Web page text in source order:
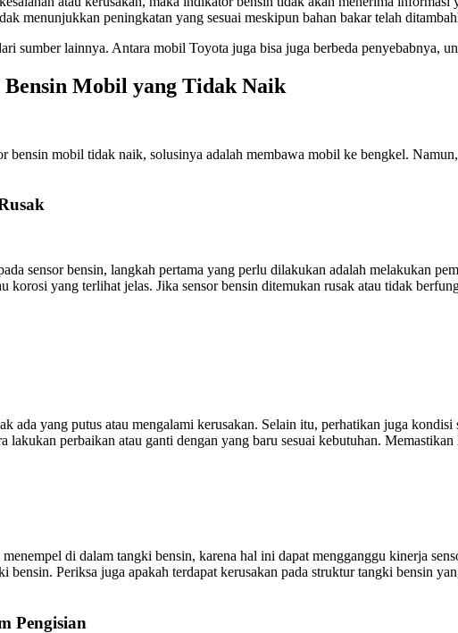
menunjukkan peningkatan yang sesuai meskipun bahan bakar telah
sumber lainnya. Antara mobil Toyota juga bisa juga berbeda penyebabnya,
Mobil yang Tidak Naik
bensin mobil tidak naik, solusinya adalah membawa mobil ke bengkel.
sensor bensin, langkah pertama yang perlu dilakukan adalah melakukan
korosi yang terlihat jelas. Jika sensor bensin ditemukan rusak atau tidak
ada yang putus atau mengalami kerusakan. Selain itu, perhatikan juga
lakukan perbaikan atau ganti dengan yang baru sesuai kebutuhan.
di dalam tangki bensin, karena hal ini dapat mengganggu kinerja
bensin. Periksa juga apakah terdapat kerusakan pada struktur tangki bensin
Pengisian